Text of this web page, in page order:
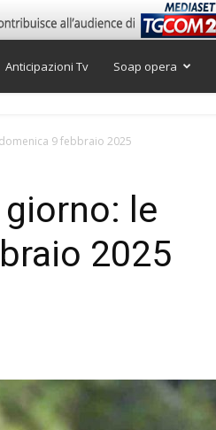
Anticipazioni Tv Soap opera
9 febbraio 2025
le
2025